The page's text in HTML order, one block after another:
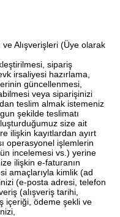
Alışverişleri (Üye olarak
sipariş
irsaliyesi hazırlama,
güncellenmesi,
veya siparişinizi
teslim almak istemeniz
şekilde teslimatı
size ait
ilişkin kayıtlardan ayırt
operasyonel işlemlerin
incelemesi vs.) yerine
ilişkin e-faturanın
amaçlarıyla kimlik (ad
(e-posta adresi, telefon
(alışveriş tarihi,
içeriği, ödeme şekli ve